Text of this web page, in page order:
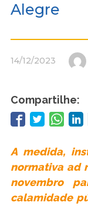
Alegre
14/12/2023
Compartilhe:
A medida,
normativa ad
novembro
calamidade